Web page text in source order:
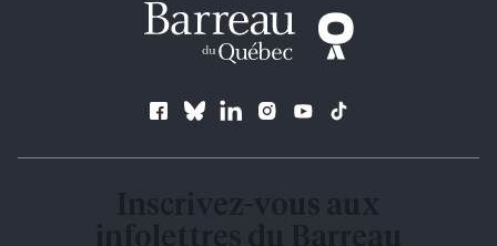
Suivez le Barreau